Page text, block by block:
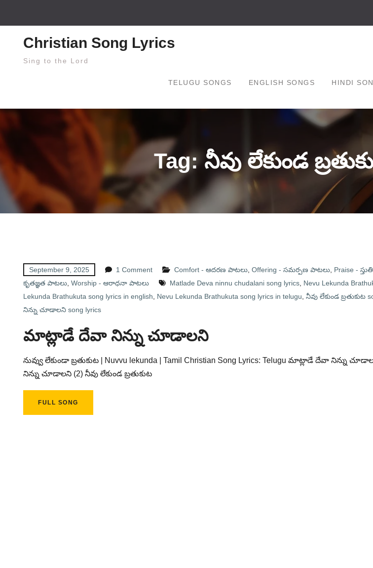
Christian Song Lyrics
Sing to the Lord
TELUGU SONGS ENGLISH SONGS HINDI
Tag: నీవు లేకుండ
September 9, 2025 1 Comment Comfort - ఆదరణ పాటలు Offering - సమర్పణ పాటలు Praise -
కృతజ్ఞత పాటలు Worship - ఆరాధనా పాటలు Matlade Deva ninnu chudalani song lyrics Nevu Lekunda
Lekunda Brathukuta song lyrics in english
Nevu Lekunda Brathukuta song lyrics in telugu నీవు లేకుండ బ్రతుకుట
నిన్ను చూడాలని song lyrics
మాట్లాడే దేవా నిన్ను చూడాలని
నువ్వు లేకుండా బ్రతుకుట | Nuvvu lekunda | Tamil Christian Song Lyrics: Telugu మాట్లాడే దేవా నిన్ను
నిన్ను చూడాలని (2) నీవు లేకుండ బ్రతుకుట
FULL SONG